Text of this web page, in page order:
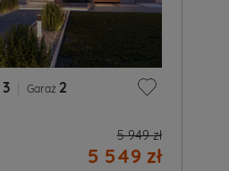
3 Garaż 2
5 949 zł
5 549 zł